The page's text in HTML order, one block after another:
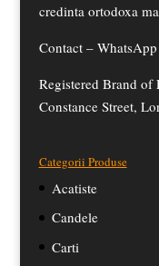
credinta ortodoxa
Contact – WhatsApp
Registered Brand
Constance Street,
Categorii Produse
Acatiste
Candele
Carti